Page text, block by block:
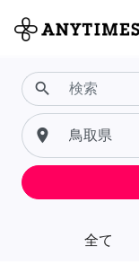
全て
search
place